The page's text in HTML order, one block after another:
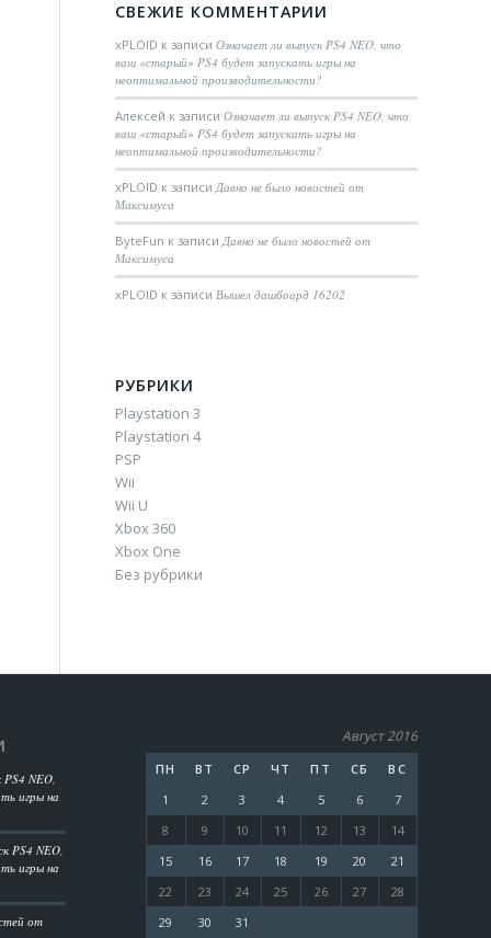
СВЕЖИЕ КОММЕНТАРИИ
xPLOID к записиОзначает ли выпуск PS4 NEO, что
ваш «старый» PS4 будет запускать игры на
неоптимальной производительности?
Алексей к записиОзначает ли выпуск PS4 NEO, что
ваш «старый» PS4 будет запускать игры на
неоптимальной производительности?
xPLOID к записиДавно не было новостей от
Максимуса
ByteFun к записиДавно не было новостей от
Максимуса
xPLOID к записиВышел дашбоард 16202
РУБРИКИ
Playstation 3
Playstation 4
PSP
Wii
Wii U
Xbox 360
Xbox One
Без рубрики
NEO,
игры на
PS4 NEO,
игры на
от
Август 2016
ПН ВТ СР ЧТ ПТ СБ ВС
1 2 3 4 5 6
7
8
9 10 11 12 13
14
15
16 17 18 19 20
21
22
23 24 25 26 27
28
29
30 31